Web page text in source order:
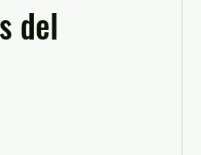
del